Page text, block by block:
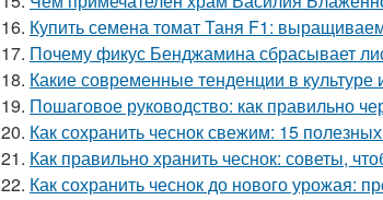
16. Купить семена томат Таня F1:
17. Почему фикус Бенджамина сбрасывает
18. Какие современные тенденции в
19. Пошаговое руководство: как правильно
20. Как сохранить чеснок свежим: 15
21. Как правильно хранить чеснок: советы,
22. Как сохранить чеснок до нового урожая: